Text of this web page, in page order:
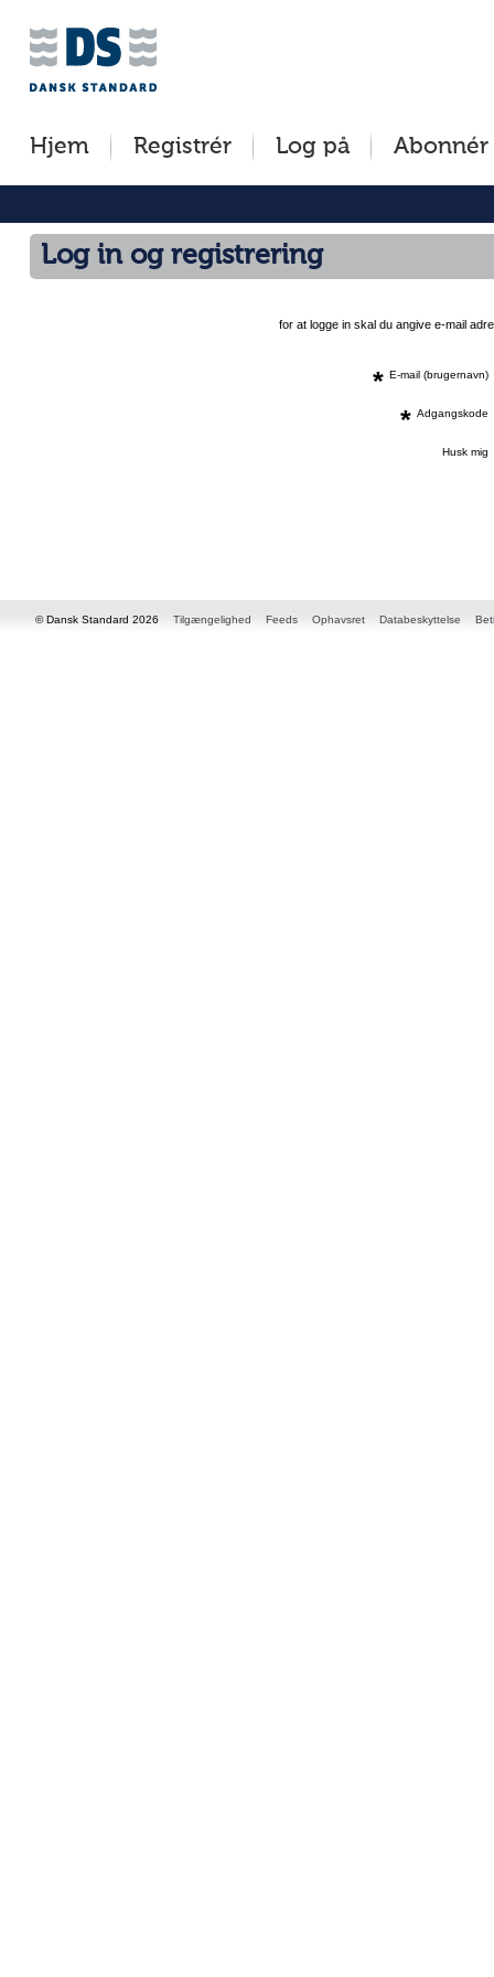
Jump
[s]Hjem Registrér Log på Abonnér
Log in og registrering
for at logge in skal du angive e-mail
* E-mail (brugernavn)
* Adgangskode
Husk mig
© Dansk Standard 2026 Tilgængelighed Feeds Ophavsret Databeskyttelse